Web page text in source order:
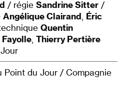
/ régie Sandrine Sitter /
Angélique Clairand, Éric
Quentin
, Thierry Pertière
Point du Jour / Compagnie